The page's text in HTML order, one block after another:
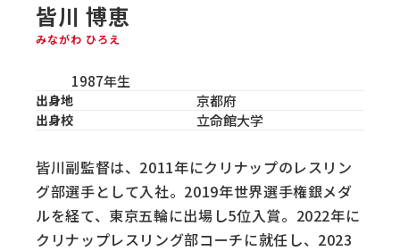
皆川 博恵
みながわ ひろえ
1987年生
出身地 京都府
出身校 立命館大学
皆川副監督は、2011年にクリナップのレスリン
グ部選手として入社。2019年世界選手権銀メダ
ルを経て、東京五輪に出場し5位入賞。2022年に
クリナップレスリング部コーチに就任し、2023